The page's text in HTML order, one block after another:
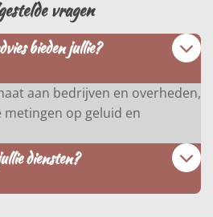
vragen
bieden jullie?
aan bedrijven en overheden,
op geluid en
diensten?